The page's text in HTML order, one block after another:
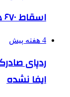
اسقاط ۶۷۰ هزار خودروی فرسوده طی ۳ سال
4 هفته پیش
ردپای
ایفا نشده